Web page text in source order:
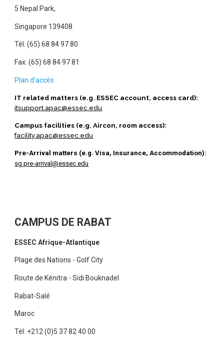
5 Nepal Park,
Singapore 139408
Tél: (65) 68 84 97 80
Fax: (65) 68 84 97 81
Plan d’accès
IT related matters (e.g. ESSEC account, access card):
itsupport.apac@essec.edu
Campus facilities (e.g. Aircon, room access):
facility.apac@essec.edu
Pre-Arrival matters (e.g. Visa, Insurance, Accommodation):
sg.pre-arrival@essec.edu
CAMPUS DE RABAT
ESSEC Afrique-Atlantique
Plage des Nations - Golf City
Route de Kénitra - Sidi Bouknadel
Rabat-Salé
Maroc
Tél: +212 (0)5 37 82 40 00